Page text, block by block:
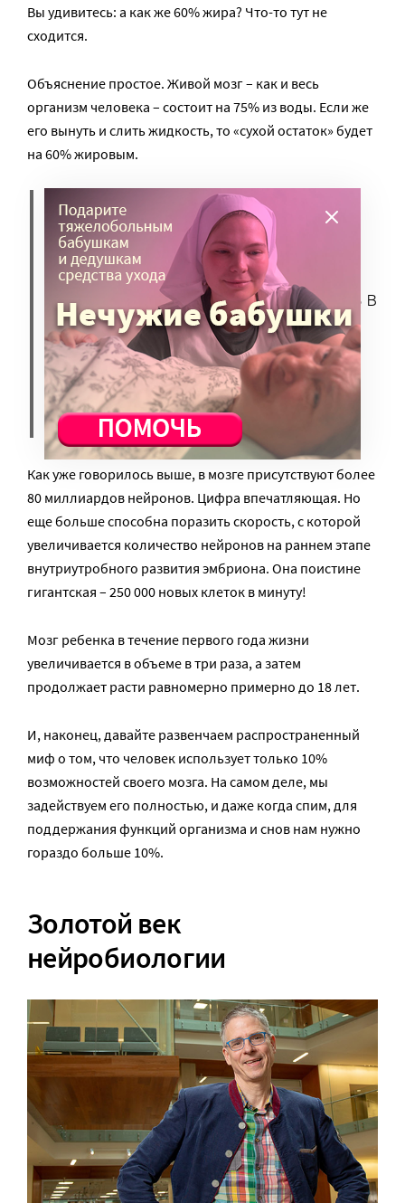
Вы удивитесь: а как же 60% жира? Что-то тут не
сходится.
Объяснение простое. Живой мозг – как и весь
организм человека – состоит на 75% из воды. Если же
его вынуть и слить жидкость, то «сухой остаток» будет
на 60% жировым.
А практический вывод
заключается в том, что для
нормальной работы мозга
человеку необходимо выпивать в
день от 2 до 3 литров воды.
Обезвоживание негативно
сказывается на всех его
функциях, включая память.
Как уже говорилось выше, в мозге присутствуют более
80 миллиардов нейронов. Цифра впечатляющая. Но
еще больше способна поразить скорость, с которой
увеличивается количество нейронов на раннем этапе
внутриутробного развития эмбриона. Она поистине
гигантская – 250 000 новых клеток в минуту!
Мозг ребенка в течение первого года жизни
увеличивается в объеме в три раза, а затем
продолжает расти равномерно примерно до 18 лет.
И, наконец, давайте развенчаем распространенный
миф о том, что человек использует только 10%
возможностей своего мозга. На самом деле, мы
задействуем его полностью, и даже когда спим, для
поддержания функций организма и снов нам нужно
гораздо больше 10%.
Золотой век
нейробиологии